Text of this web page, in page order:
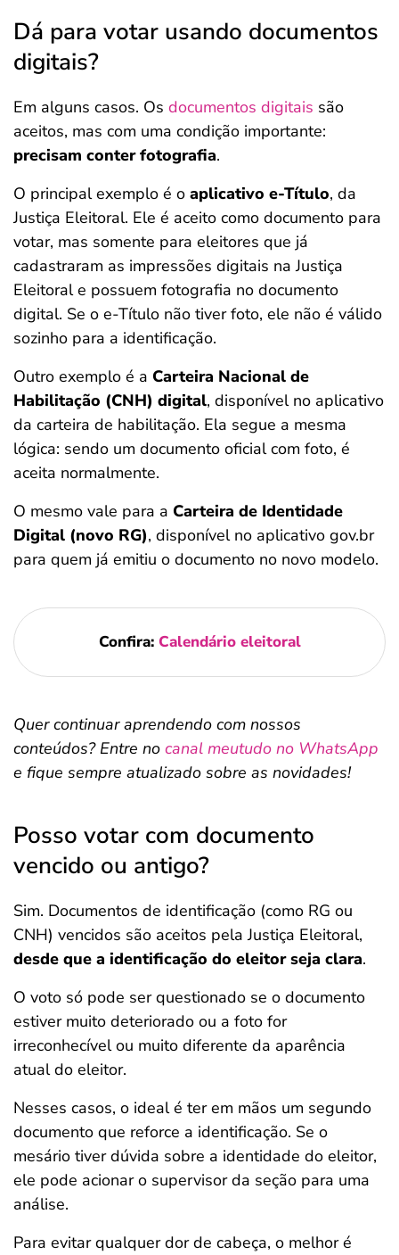
Dá para votar usando documentos
digitais?
Em alguns casos. Os documentos digitais são
aceitos, mas com uma condição importante:
precisam conter fotografia.
O principal exemplo é o aplicativo e-Título, da
Justiça Eleitoral. Ele é aceito como documento para
votar, mas somente para eleitores que já
cadastraram as impressões digitais na Justiça
Eleitoral e possuem fotografia no documento
digital. Se o e-Título não tiver foto, ele não é válido
sozinho para a identificação.
Outro exemplo é a Carteira Nacional de
Habilitação (CNH) digital, disponível no aplicativo
da carteira de habilitação. Ela segue a mesma
lógica: sendo um documento oficial com foto, é
aceita normalmente.
O mesmo vale para a Carteira de Identidade
Digital (novo RG), disponível no aplicativo gov.br
para quem já emitiu o documento no novo modelo.
Confira: Calendário eleitoral
Quer continuar aprendendo com nossos
conteúdos? Entre no canal meutudo no WhatsApp
e fique sempre atualizado sobre as novidades!
Posso votar com documento
vencido ou antigo?
Sim. Documentos de identificação (como RG ou
CNH) vencidos são aceitos pela Justiça Eleitoral,
desde que a identificação do eleitor seja clara.
O voto só pode ser questionado se o documento
estiver muito deteriorado ou a foto for
irreconhecível ou muito diferente da aparência
atual do eleitor.
Nesses casos, o ideal é ter em mãos um segundo
documento que reforce a identificação. Se o
mesário tiver dúvida sobre a identidade do eleitor,
ele pode acionar o supervisor da seção para uma
análise.
Para evitar qualquer dor de cabeça, o melhor é